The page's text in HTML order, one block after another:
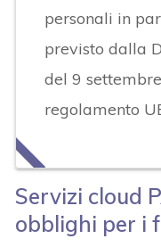
personali in
previsto dalla
del 9
regolamento
Servizi cloud
obblighi per i